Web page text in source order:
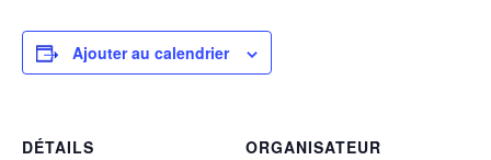
Ajouter au calendrier
DÉTAILS
ORGANISATEUR